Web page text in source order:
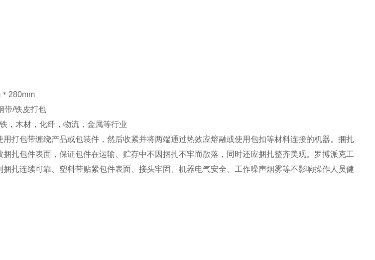
280mm
带/铁皮打包
，木材，化纤，物流，金属等行业
打包带缠绕产品或包装件，然后收紧并将两端通过热效应熔融或使用包扣等材料连接的机器。捆扎
扎包件表面，保证包件在运输、贮存中不因捆扎不牢而散落，同时还应捆扎整齐美观。罗博派克工
扎连续可靠、塑料带贴紧包件表面、接头牢固、机器电气安全、工作噪声烟雾等不影响操作人员健